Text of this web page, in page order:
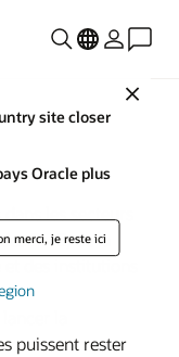
Close
site closer
Oracle plus
merci, je reste ici
les secteurs
PME, de la
des institutions
la
puissent rester